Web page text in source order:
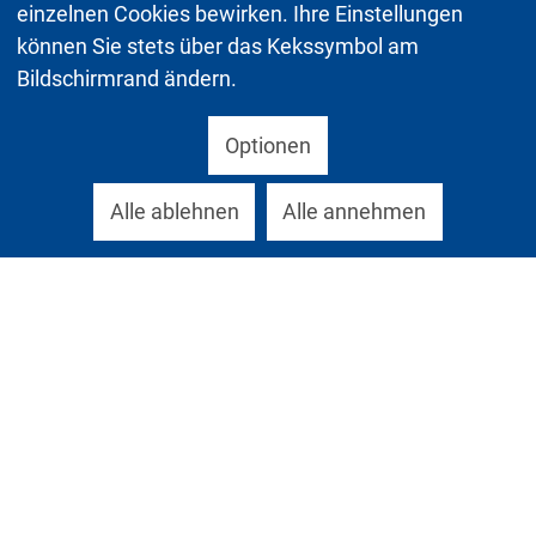
einzelnen Cookies bewirken. Ihre Einstellungen
können Sie stets über das Kekssymbol am
Bildschirmrand ändern.
Optionen
Alle ablehnen Alle annehmen